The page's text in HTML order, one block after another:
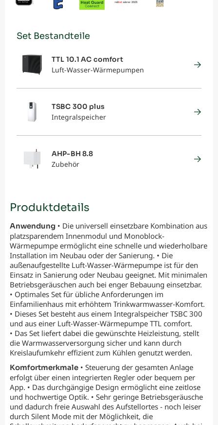
Set Bestandteile
TTL 10.1 AC comfort
Luft-Wasser-Wärmepumpen
TSBC 300 plus
Integralspeicher
AHP-BH 8.8
Zubehör
Produktdetails
Anwendung • Die universell einsetzbare Kombination aus
platzsparendem Innenmodul und Monoblock-
Wärmepumpe ermöglicht eine schnelle und wiederholbare
Installation im Neubau oder der Sanierung. • Die
außenaufgestellte Luft-Wasser-Wärmepumpe ist für den
Einsatz in Sanierung oder Neubau geeignet. Mit minimalen
Betriebsgeräuschen auch bei enger Bebauung einsetzbar.
• Optimales Set für übliche Anforderungen im
Einfamilienhaus mit erhöhtem Trinkwarmwasser-Komfort.
• Dieses Set besteht aus einem Integralspeicher TSBC 300
und aus einer Luft-Wasser-Wärmepumpe TTL comfort.
• Das Set liefert dabei die gewünschte Heizleistung, stellt
die Warmwasserversorgung sicher und kann durch
Kreislaufumkehr effizient zum Kühlen genutzt werden.
Komfortmerkmale • Steuerung der gesamten Anlage
erfolgt über einen integrierten Regler oder bequem per
App. • Das durchgängige Design ermöglicht eine zeitlose
und hochwertige Optik. • Sehr geringe Betriebsgeräusche
und dadurch freie Auswahl des Aufstellortes - noch leiser
durch Silent Mode mit der Möglichkeit, die